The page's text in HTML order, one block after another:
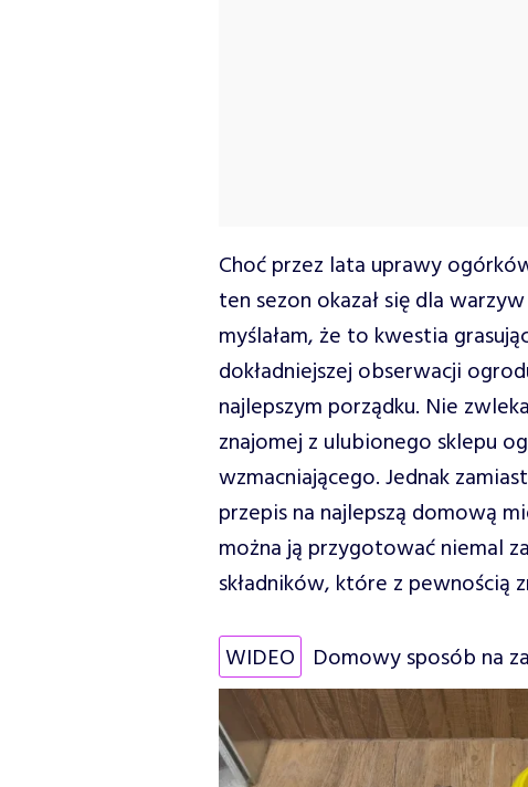
Choć przez lata uprawy
ten sezon okazał się dla
myślałam, że to kwestia
dokładniejszej obserwacji
najlepszym porządku. Nie
znajomej z ulubionego sklepu
wzmacniającego. Jednak
przepis na najlepszą domową
można ją przygotować niemal
składników, które z pewnością
WIDEO Domowy sposób na